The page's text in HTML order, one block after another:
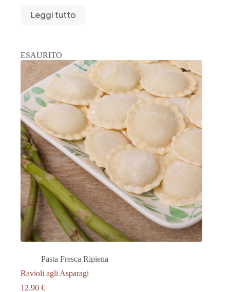
Leggi tutto
ESAURITO
Pasta Fresca Ripiena
Ravioli agli Asparagi
12.90 €